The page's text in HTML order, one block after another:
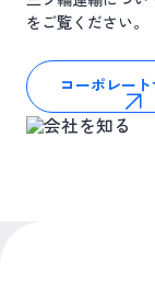
をご覧ください。
コーポレー